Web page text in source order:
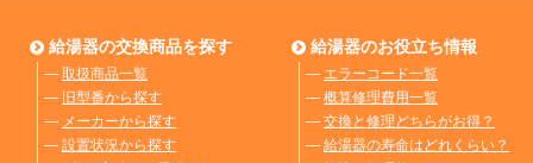
給湯器の交換商品を探す
― 取扱商品一覧
― 旧型番から探す
― メーカーから探す
― 設置状況から探す
給湯器のお役立ち情報
― エラーコード一覧
― 概算修理費用一覧
― 交換と修理どちらがお得？
― 給湯器の寿命はどれくらい？